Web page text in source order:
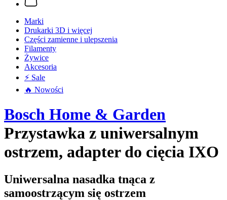
Marki
Drukarki 3D i więcej
Części zamienne i ulepszenia
Filamenty
Żywice
Akcesoria
⚡ Sale
🔥 Nowości
Bosch Home & Garden
Przystawka z uniwersalnym
ostrzem, adapter do cięcia IXO
Uniwersalna nasadka tnąca z
samoostrzącym się ostrzem